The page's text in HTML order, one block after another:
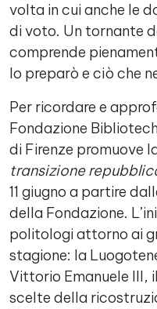
volta in cui anche le
di voto. Un tornante
comprende
lo preparò e ciò che
Per ricordare e
Fondazione
di Firenze promuove
transizione
11 giugno a partire
della Fondazione.
politologi attorno ai
stagione: la
Vittorio Emanuele III,
scelte della